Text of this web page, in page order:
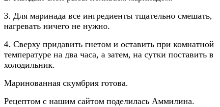
3. Для маринада все ингредиенты тщательно смешать,
нагревать ничего не нужно.
4. Сверху придавить гнетом и оставить при комнатной
температуре на два часа, а затем, на сутки поставить в
холодильник.
Маринованная скумбрия готова.
Рецептом с нашим сайтом поделилась Аммилина.